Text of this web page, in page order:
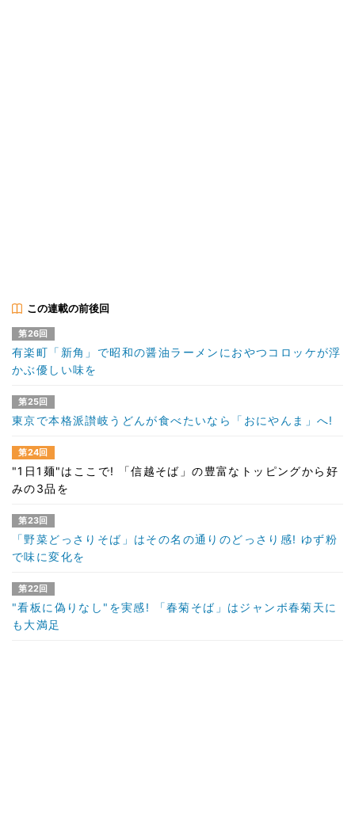
この連載の前後回
第26回
有楽町「新角」で昭和の醤油ラーメンにおやつコロッケが浮
かぶ優しい味を
第25回
東京で本格派讃岐うどんが食べたいなら「おにやんま」へ!
第24回
"1日1麺"はここで! 「信越そば」の豊富なトッピングから好
みの3品を
第23回
「野菜どっさりそば」はその名の通りのどっさり感! ゆず粉
で味に変化を
第22回
"看板に偽りなし"を実感! 「春菊そば」はジャンボ春菊天に
も大満足